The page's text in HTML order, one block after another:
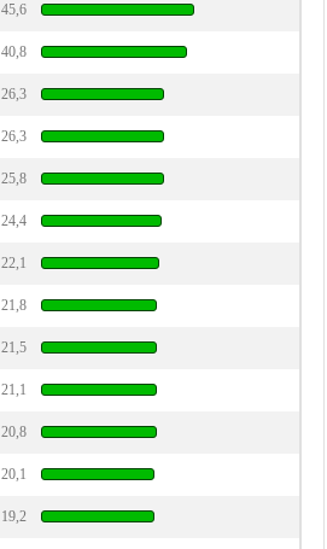
45,6
40,8
26,3
26,3
25,8
24,4
22,1
21,8
21,5
21,1
20,8
20,1
19,2